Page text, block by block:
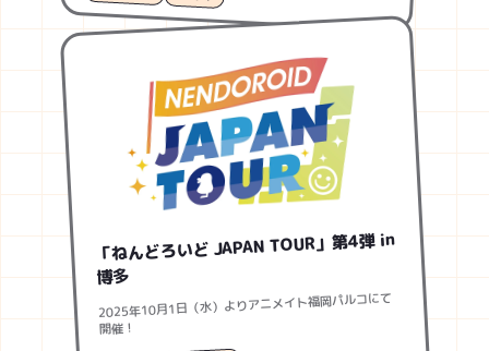
「ねんどろいど JAPAN TOUR」第4弾 in
博多
2025年10月1日（水）よりアニメイト福岡パルコにて
開催！